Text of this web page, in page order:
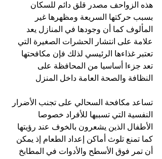
هذه الزواحف مصدر قلق دائم للسكان
بسبب حركتها السريعة ومظهرها غير
المألوف كما أن وجودها في المنازل يعد
علامة على انتشار الحشرات الصغيرة التي
تعتبر غذاءها الرئيسي لذلك فإن مكافحتها
تعد جزءا أساسيا من المحافظة على
النظافة والصحة العامة داخل المنزل
تساعد مكافحة السحالي على تجنب الأضرار
النفسية التي تسببها للأفراد خصوصا
الأطفال الذين يشعرون بالخوف عند رؤيتها
كما تمنع تلوث أماكن إعداد الطعام إذ يمكن
أن تمر فوق الأسطح والأدوات في المطابخ